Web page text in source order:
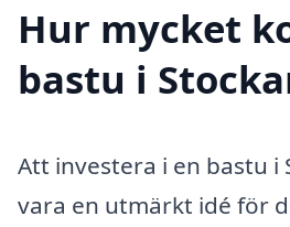
Hur mycket
bastu i
Att investera i en bastu i
vara en utmärkt idé för